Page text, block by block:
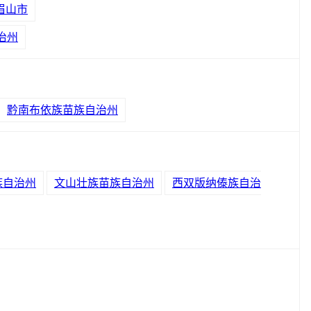
山市
州
黔南布依族苗族自治州
治州 文山壮族苗族自治州 西双版纳傣族自治